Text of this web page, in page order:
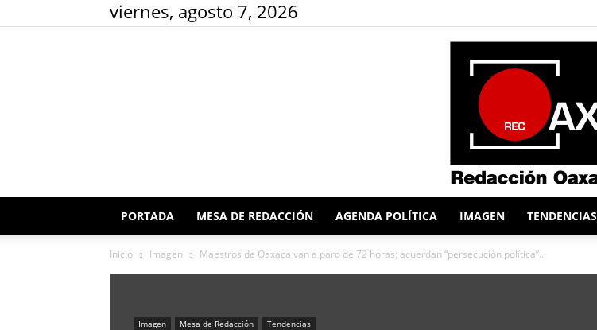
viernes, agosto 7, 2026
Redacción
PORTADA MESA DE REDACCIÓN AGENDA POLÍTICA IMAGEN TENDENCIAS
Inicio Imagen Maestros de Oaxaca van a paro de 72 horas; acuerdan “persecución política”...
Imagen Mesa de Redacción Tendencias